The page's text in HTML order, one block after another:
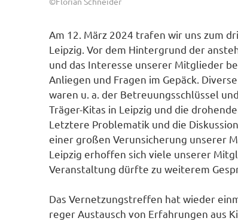
Am 12. März 2024 trafen wir uns zum
Leipzig. Vor dem Hintergrund der
und das Interesse unserer Mitglieder
Anliegen und Fragen im Gepäck.
waren u. a. der Betreuungsschlüssel
Träger-Kitas in Leipzig und die
Letztere Problematik und die
einer großen Verunsicherung unserer
Leipzig erhoffen sich viele unserer
Veranstaltung dürfte zu weiterem
Das Vernetzungstreffen hat wieder
reger Austausch von Erfahrungen aus